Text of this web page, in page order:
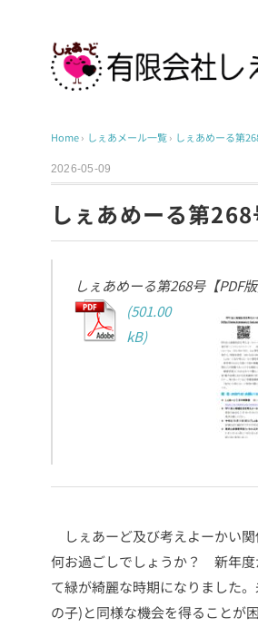
Home› しぇあメール一覧› しぇあめーる第
2026-05-09
しぇあめーる第268
しぇあめーる第268号【PDF版
しぇあーど及び考えよーかい
何お過ごしでしょうか？
新年度
て緑が綺麗な時期になりました
の子)と同様な機会を得ることが